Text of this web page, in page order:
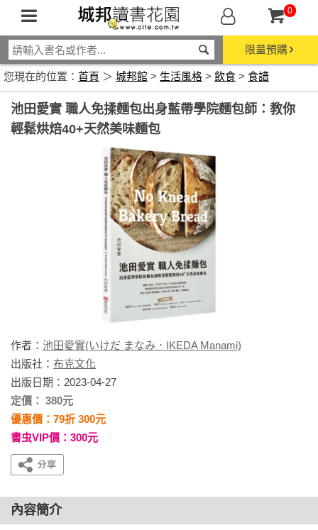
0
限量預購
您現在的位置： 首頁 ＞ 城邦館 > 生活風格 > 飲食 > 食譜
池田愛實 職人免揉麵包出身藍帶學院麵包師：教你
輕鬆烘焙40+天然美味麵包
作者： 池田愛實(いけだ まなみ．IKEDA Manami)
出版社： 布克文化
出版日期：2023-04-27
定價： 380元
優惠價：79折 300元
書虫VIP價：300元
內容簡介